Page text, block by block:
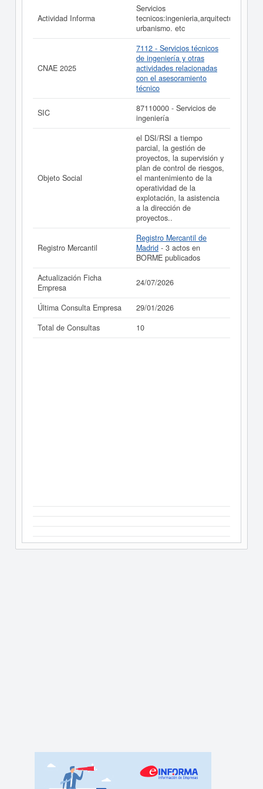
Actividad Informa
Servicios
tecnicos:ingenieria,arquitectura,
urbanismo. etc
CNAE 2025
7112 - Servicios técnicos
de ingeniería y otras
actividades relacionadas
con el asesoramiento
técnico
SIC
87110000 - Servicios de
ingeniería
Objeto Social
el DSI/RSI a tiempo
parcial, la gestión de
proyectos, la supervisión y
plan de control de riesgos,
el mantenimiento de la
operatividad de la
explotación, la asistencia
a la dirección de
proyectos..
Registro Mercantil
Registro Mercantil de
Madrid - 3 actos en
BORME publicados
Actualización Ficha
Empresa
24/07/2026
Última Consulta Empresa
29/01/2026
Total de Consultas
10